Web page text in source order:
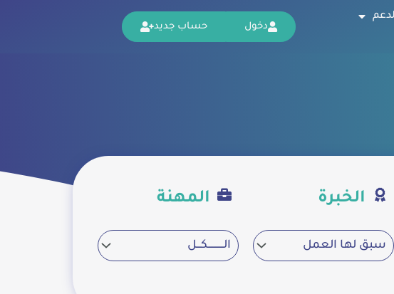
دخول حساب جديد
الخبرة المهنة